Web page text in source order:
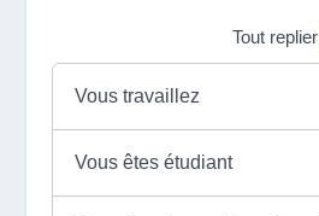
Tout replier
Vous travaillez
Vous êtes étudiant